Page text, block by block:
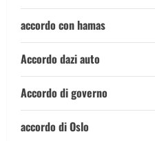
accordo con hamas
Accordo dazi auto
Accordo di governo
accordo di Oslo